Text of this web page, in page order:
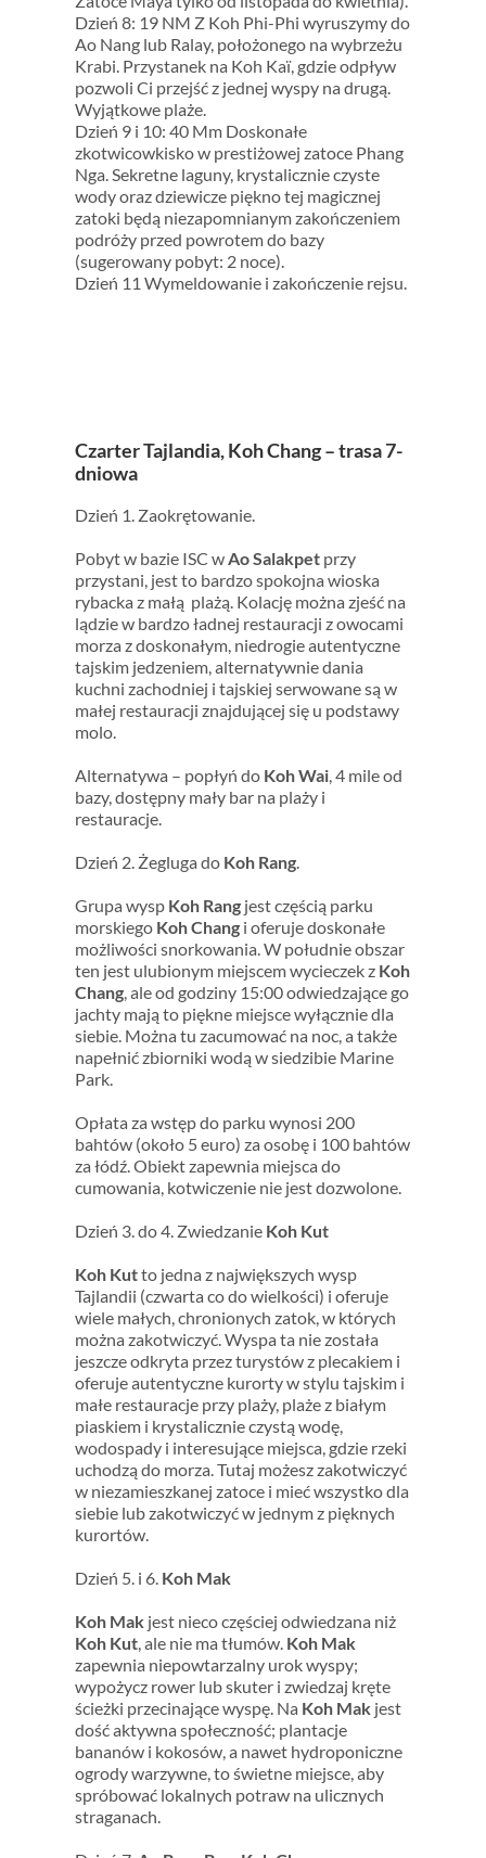
Dzień 8: 19 NM Z Koh Phi-Phi wyruszymy do
Ao Nang lub Ralay, położonego na wybrzeżu
Krabi. Przystanek na Koh Kaï, gdzie odpływ
pozwoli Ci przejść z jednej wyspy na drugą.
Wyjątkowe plaże.
Dzień 9 i 10: 40 Mm Doskonałe
zkotwicowkisko w prestiżowej zatoce Phang
Nga. Sekretne laguny, krystalicznie czyste
wody oraz dziewicze piękno tej magicznej
zatoki będą niezapomnianym zakończeniem
podróży przed powrotem do bazy
(sugerowany pobyt: 2 noce).
Dzień 11 Wymeldowanie i zakończenie rejsu.
Czarter Tajlandia, Koh Chang – trasa 7-
dniowa
Dzień 1. Zaokrętowanie.
Pobyt w bazie ISC wAo Salakpetprzy
przystani, jest to bardzo spokojna wioska
rybacka z małą plażą. Kolację można zjeść na
lądzie w bardzo ładnej restauracji z owocami
morza z doskonałym, niedrogie autentyczne
tajskim jedzeniem, alternatywnie dania
kuchni zachodniej i tajskiej serwowane są w
małej restauracji znajdującej się u podstawy
molo.
Alternatywa – popłyń do Koh Wai, 4 mile od
bazy, dostępny mały bar na plaży i
restauracje.
Dzień 2. Żegluga do Koh Rang.
Grupa wysp Koh Rangjest częścią parku
morskiego Koh Changi oferuje doskonałe
możliwości snorkowania. W południe obszar
ten jest ulubionym miejscem wycieczek z Koh
Chang, ale od godziny 15:00 odwiedzające go
jachty mają to piękne miejsce wyłącznie dla
siebie. Można tu zacumować na noc, a także
napełnić zbiorniki wodą w siedzibie Marine
Park.
Opłata za wstęp do parku wynosi 200
bahtów (około 5 euro) za osobę i 100 bahtów
za łódź. Obiekt zapewnia miejsca do
cumowania, kotwiczenie nie jest dozwolone.
Dzień 3. do 4. Zwiedzanie Koh Kut
Koh Kutto jedna z największych wysp
Tajlandii (czwarta co do wielkości) i oferuje
wiele małych, chronionych zatok, w których
można zakotwiczyć. Wyspa ta nie została
jeszcze odkryta przez turystów z plecakiem i
oferuje autentyczne kurorty w stylu tajskim i
małe restauracje przy plaży, plaże z białym
piaskiem i krystalicznie czystą wodę,
wodospady i interesujące miejsca, gdzie rzeki
uchodzą do morza. Tutaj możesz zakotwiczyć
w niezamieszkanej zatoce i mieć wszystko dla
siebie lub zakotwiczyć w jednym z pięknych
kurortów.
Dzień 5. i 6. Koh Mak
Koh Makjest nieco częściej odwiedzana niż
Koh Kut, ale nie ma tłumów. Koh Mak
zapewnia niepowtarzalny urok wyspy;
wypożycz rower lub skuter i zwiedzaj kręte
ścieżki przecinające wyspę. Na Koh Makjest
dość aktywna społeczność; plantacje
bananów i kokosów, a nawet hydroponiczne
ogrody warzywne, to świetne miejsce, aby
spróbować lokalnych potraw na ulicznych
straganach.